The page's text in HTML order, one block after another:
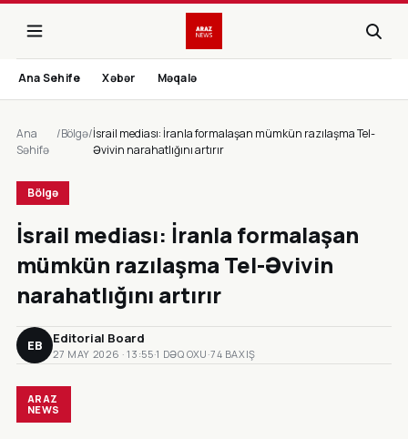
Ana Sehife Xəbər Məqalə
Ana
Səhifə
/Bölgə/İsrail mediası: İranla formalaşan mümkün razılaşma Tel-
Əvivin narahatlığını artırır
Bölgə
İsrail mediası: İranla formalaşan
mümkün razılaşma Tel-Əvivin
narahatlığını artırır
EB Editorial Board
27 MAY 2026 · 13:55·1 DƏQ OXU ·74 BAXIŞ
ARAZ
NEWS